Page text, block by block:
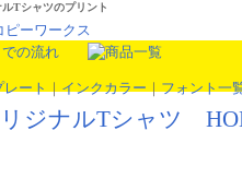
Tシャツのプリント
レート｜インクカラー｜フォント一
ジナルTシャツ